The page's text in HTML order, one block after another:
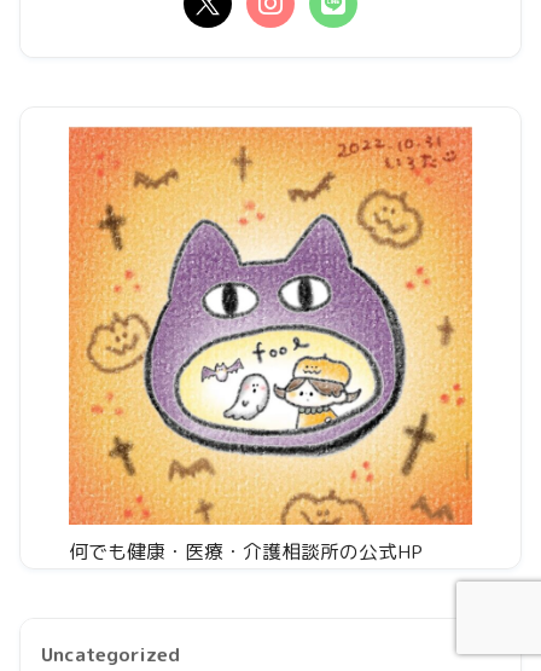
何でも健康・医療・介護相談所の公式HP
Uncategorized